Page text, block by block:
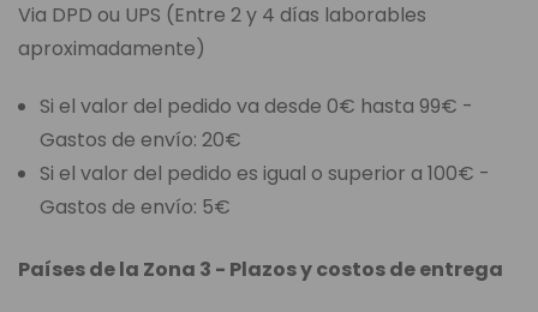
Via DPD ou UPS (Entre 2 y 4 días laborables
aproximadamente)
Si el valor del pedido va desde 0€ hasta 99€ -
Gastos de envío: 20€
Si el valor del pedido es igual o superior a 100€ -
Gastos de envío: 5€
Países de la Zona 3 - Plazos y costos de entrega